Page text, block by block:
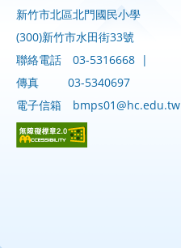
新竹市北區北門國民小學
(300)新竹市水田街33號
聯絡電話
03-5316668 |
傳真
03-5340697
電子信箱
bmps01@hc.edu.tw